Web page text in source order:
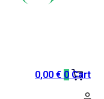
0,00 € 0 Cart